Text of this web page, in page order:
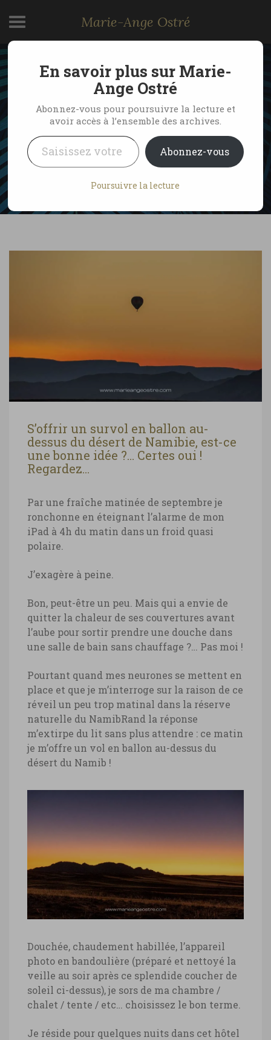
Marie-Ange Ostré
Namibie, vol en ballon
au-dessus du désert du
Namib (vidéo)
S’offrir un survol en ballon au-
dessus du désert de Namibie, est-ce
une bonne idée ?… Certes oui !
Regardez…
Par une fraîche matinée de septembre je
ronchonne en éteignant l’alarme de mon
iPad à 4h du matin dans un froid quasi
polaire.
J’exagère à peine.
Bon, peut-être un peu. Mais qui a envie de
quitter la chaleur de ses couvertures avant
l’aube pour sortir prendre une douche dans
une salle de bain sans chauffage ?… Pas moi !
Pourtant quand mes neurones se mettent en
place et que je m’interroge sur la raison de ce
réveil un peu trop matinal dans la réserve
naturelle du NamibRand la réponse
m’extirpe du lit sans plus attendre : ce matin
je m’offre un vol en ballon au-dessus du
désert du Namib !
Douchée, chaudement habillée, l’appareil
photo en bandoulière (préparé et nettoyé la
veille au soir après ce splendide coucher de
soleil ci-dessus), je sors de ma chambre /
chalet / tente / etc… choisissez le bon terme.
Je réside pour quelques nuits dans cet hôtel
En savoir plus sur Marie-
Ange Ostré
Abonnez-vous pour poursuivre la lecture et
avoir accès à l’ensemble des archives.
Saisissez votre adresse e-mail…
Abonnez-vous
Poursuivre la lecture